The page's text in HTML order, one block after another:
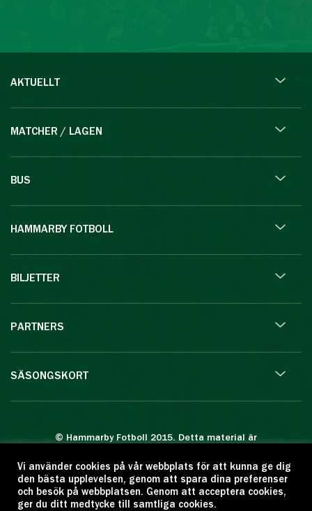
AKTUELLT
MATCHER / LAGEN
BUS
HAMMARBY FOTBOLL
BILJETTER
PARTNERS
SÄSONGSKORT
© Hammarby Fotboll 2015. Detta material är
Eftertryck eller annan kopiering är förbjuden.
Citera oss gärna men ange källan:
www.hammarbyfotboll.se. Ansvarig utgivare:
Vi använder cookies på vår webbplats för att kunna ge dig
den bästa upplevelsen, genom att spara dina preferenser
och besök på webbplatsen. Genom att acceptera cookies,
ger du ditt medtycke till samtliga cookies.